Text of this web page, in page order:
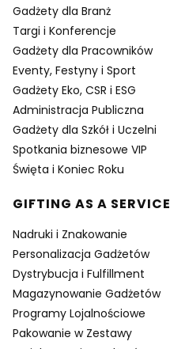
Gadżety dla Branż
Targi i Konferencje
Gadżety dla Pracowników
Eventy, Festyny i Sport
Gadżety Eko, CSR i ESG
Administracja Publiczna
Gadżety dla Szkół i Uczelni
Spotkania biznesowe VIP
Święta i Koniec Roku
GIFTING AS A SERVICE
Nadruki i Znakowanie
Personalizacja Gadżetów
Dystrybucja i Fulfillment
Magazynowanie Gadżetów
Programy Lojalnościowe
Pakowanie w Zestawy